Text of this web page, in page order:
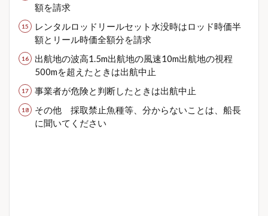
額を請求
レンタルロッドリールセット水没時はロッド時価半
額とリール時価全額分を請求
出航地の波高1.5m出航地の風速10m出航地の視程
500mを超えたときは出航中止
事業者が危険と判断したときは出航中止
その他 採取禁止魚種等、分からないことは、船長
に聞いてください